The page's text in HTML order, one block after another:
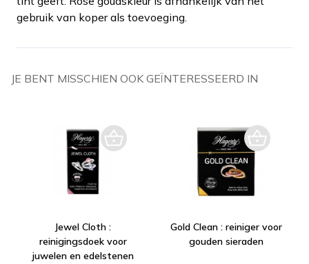
gebruik van koper als toevoeging.
JE BENT MISSCHIEN OOK GEÏNTERESSEERD IN
Jewel Cloth :
reinigingsdoek voor
juwelen en edelstenen
Gold Clean : reiniger voor
gouden sieraden